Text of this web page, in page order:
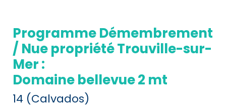
Programme Démembrement
/ Nue propriété Trouville-sur-
Mer :
Domaine bellevue 2 mt
14 (Calvados)